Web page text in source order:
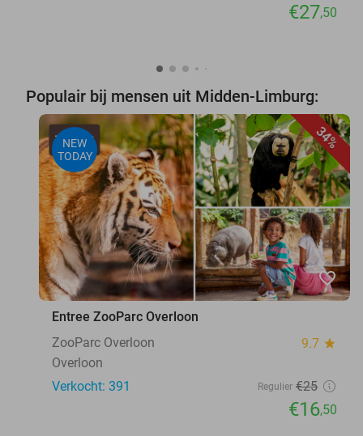
€27,50
Populair bij mensen uit Midden-Limburg:
34%
NEW
TODAY
favorite_border
Entree ZooParc Overloon
ZooParc Overloon
9.7 star
Overloon
Verkocht: 391
Regulier €25
€16,50